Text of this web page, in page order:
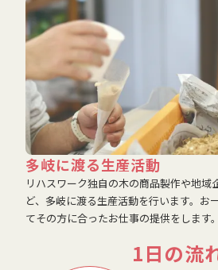
多岐に渡る生産活動
リハスワーク独自の木の商品製作や地域
ど、多岐に渡る生産活動を行います。お
てその方に合ったお仕事の提供をします。
1日の流